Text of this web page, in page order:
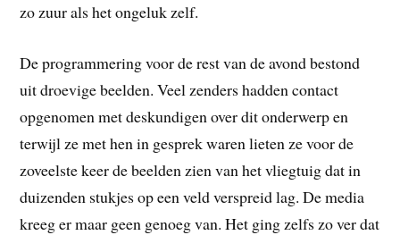
zo zuur als het ongeluk zelf.
De programmering voor de rest van de avond bestond
uit droevige beelden. Veel zenders hadden contact
opgenomen met deskundigen over dit onderwerp en
terwijl ze met hen in gesprek waren lieten ze voor de
zoveelste keer de beelden zien van het vliegtuig dat in
duizenden stukjes op een veld verspreid lag. De media
kreeg er maar geen genoeg van. Het ging zelfs zo ver dat